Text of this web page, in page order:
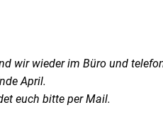
wir wieder im Büro und
April.
euch bitte per Mail.